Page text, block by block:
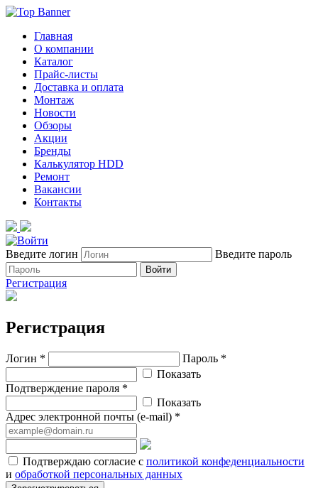
Главная
О компании
Каталог
Прайс-листы
Доставка и оплата
Монтаж
Новости
Обзоры
Акции
Бренды
Калькулятор HDD
Ремонт
Вакансии
Контакты
Введите логин Введите пароль
Войти
Регистрация
Регистрация
Логин *
Пароль *
Показать
Подтверждение пароля *
Показать
Адрес электронной почты (e-mail) *
Подтверждаю согласие с политикой конфеденциальности
и обработкой персональных данных